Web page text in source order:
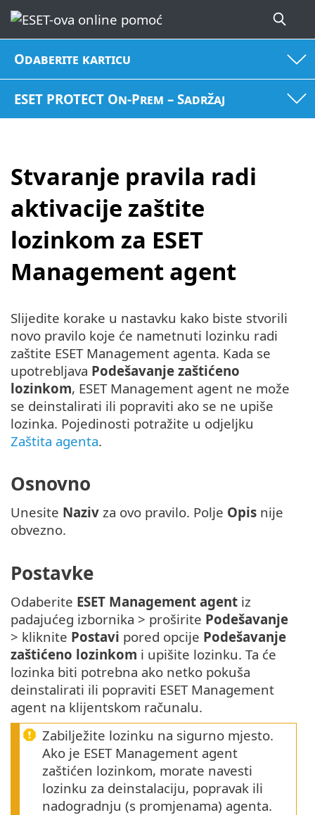
Odaberite karticu
ESET PROTECT On-Prem – Sadržaj
Stvaranje pravila radi
aktivacije zaštite
lozinkom za ESET
Management agent
Slijedite korake u nastavku kako biste stvorili
novo pravilo koje će nametnuti lozinku radi
zaštite ESET Management agenta. Kada se
upotrebljava Podešavanje zaštićeno
lozinkom, ESET Management agent ne može
se deinstalirati ili popraviti ako se ne upiše
lozinka. Pojedinosti potražite u odjeljku
Zaštita agenta.
Osnovno
Unesite Naziv za ovo pravilo. Polje Opis nije
obvezno.
Postavke
Odaberite ESET Management agent iz
padajućeg izbornika > proširite Podešavanje
> kliknite Postavi pored opcije Podešavanje
zaštićeno lozinkom i upišite lozinku. Ta će
lozinka biti potrebna ako netko pokuša
deinstalirati ili popraviti ESET Management
agent na klijentskom računalu.
Zabilježite lozinku na sigurno mjesto.
Ako je ESET Management agent
zaštićen lozinkom, morate navesti
lozinku za deinstalaciju, popravak ili
nadogradnju (s promjenama) agenta.